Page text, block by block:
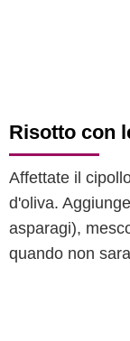
Risotto con
Affettate il
d'oliva.
asparagi),
quando non